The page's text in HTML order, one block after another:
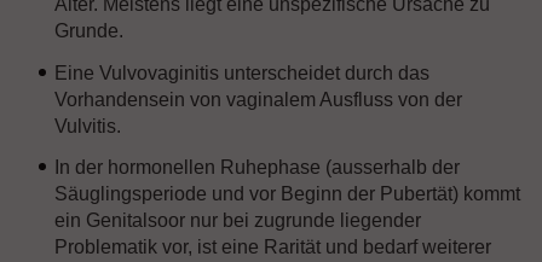
Alter. Meistens liegt eine unspezifische Ursache zu
Grunde.
Eine Vulvovaginitis unterscheidet durch das
Vorhandensein von vaginalem Ausfluss von der
Vulvitis.
In der hormonellen Ruhephase (ausserhalb der
Säuglingsperiode und vor Beginn der Pubertät) kommt
ein Genitalsoor nur bei zugrunde liegender
Problematik vor, ist eine Rarität und bedarf weiterer